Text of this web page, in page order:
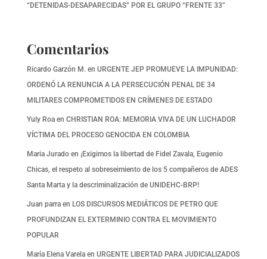
“DETENIDAS-DESAPARECIDAS” POR EL GRUPO “FRENTE 33”
Comentarios
Ricardo Garzón M.en URGENTE JEP PROMUEVE LA IMPUNIDAD:
ORDENÓ LA RENUNCIA A LA PERSECUCIÓN PENAL DE 34
MILITARES COMPROMETIDOS EN CRÍMENES DE ESTADO
Yuly Roaen CHRISTIAN ROA: MEMORIA VIVA DE UN LUCHADOR
VÍCTIMA DEL PROCESO GENOCIDA EN COLOMBIA
Maria Juradoen ¡Exigimos la libertad de Fidel Zavala, Eugenio
Chicas, el respeto al sobreseimiento de los 5 compañeros de ADES
Santa Marta y la descriminalización de UNIDEHC-BRP!
Juan parraen LOS DISCURSOS MEDIÁTICOS DE PETRO QUE
PROFUNDIZAN EL EXTERMINIO CONTRA EL MOVIMIENTO
POPULAR
María Elena Varelaen URGENTE LIBERTAD PARA JUDICIALIZADOS